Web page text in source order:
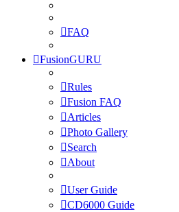
FAQ
FusionGURU
Rules
Fusion FAQ
Articles
Photo Gallery
Search
About
User Guide
CD6000 Guide